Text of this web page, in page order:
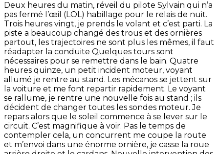
Deux heures du matin, réveil du pilote Sylvain qui n’a
pas fermé l’œil (LOL) habillage pour le relais de nuit.
Trois heures vingt, je prends le volant et c’est parti. La
piste a beaucoup changé des trous et des ornières
partout, les trajectoires ne sont plus les mêmes, il faut
réadapter la conduite Quelques tours sont
nécessaires pour se remettre dans le bain. Quatre
heures quinze, un petit incident moteur, voyant
allumé je rentre au stand. Les mécanos se jettent sur
la voiture et me font repartir rapidement. Le voyant
se rallume, je rentre une nouvelle fois au stand ; ils
décident de changer toutes les sondes moteur. Je
repars alors que le soleil commence à se lever sur le
circuit. C’est magnifique à voir. Pas le temps de
contempler cela, un concurrent me coupe la route
et m’envoi dans une énorme ornière, je casse la roue